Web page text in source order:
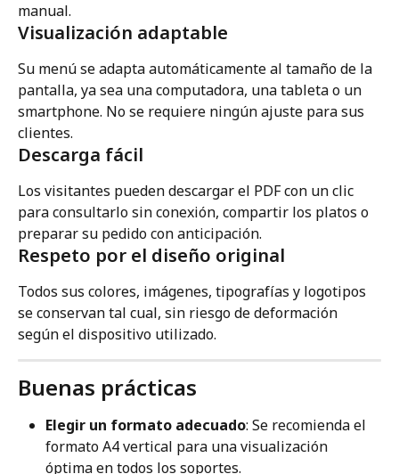
manual.
Visualización adaptable
Su menú se adapta automáticamente al tamaño de la
pantalla, ya sea una computadora, una tableta o un
smartphone. No se requiere ningún ajuste para sus
clientes.
Descarga fácil
Los visitantes pueden descargar el PDF con un clic
para consultarlo sin conexión, compartir los platos o
preparar su pedido con anticipación.
Respeto por el diseño original
Todos sus colores, imágenes, tipografías y logotipos
se conservan tal cual, sin riesgo de deformación
según el dispositivo utilizado.
Buenas prácticas
Elegir un formato adecuado: Se recomienda el
formato A4 vertical para una visualización
óptima en todos los soportes.